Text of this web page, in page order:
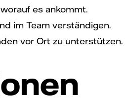
es ankommt.
im Team verständigen.
vor Ort zu unterstützen.